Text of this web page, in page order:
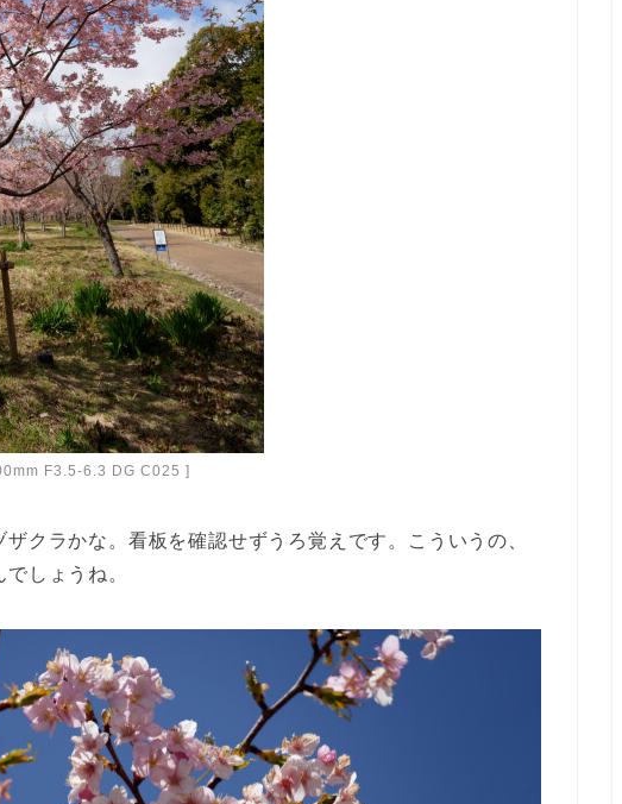
F3.5-6.3 DG C025 ]
クラかな。看板を確認せずうろ覚えです。こういうの、
しょうね。